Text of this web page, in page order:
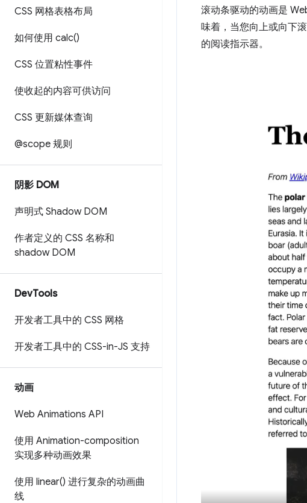
CSS 网格表格布局
如何使用 calc()
CSS 位置粘性事件
使收起的内容可供访问
CSS 更新媒体查询
@scope 规则
阴影 DOM
声明式 Shadow DOM
作者定义的 CSS 名称和
shadow DOM
DevTools
开发者工具中的 CSS 网格
开发者工具中的 CSS-in-JS 支持
动画
Web Animations API
使用 Animation-composition
实现多种动画效果
使用 linear() 进行复杂的动画曲
线
滚动条驱动的动画是
味着，当您向上或向下
的阅读指示器。